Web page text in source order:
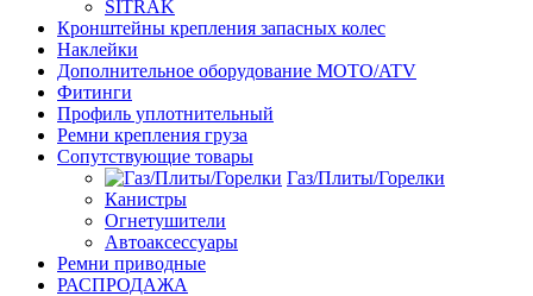
SITRAK
Кронштейны крепления запасных колес
Наклейки
Дополнительное оборудование MOTO/ATV
Фитинги
Профиль уплотнительный
Ремни крепления груза
Сопутствующие товары
Газ/Плиты/Горелки
Канистры
Огнетушители
Автоаксессуары
Ремни приводные
РАСПРОДАЖА